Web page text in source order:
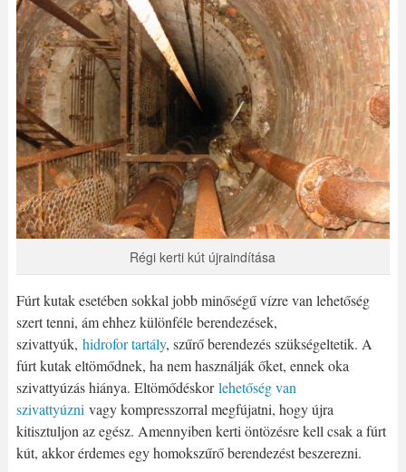
Régi kerti kút újraindítása
Fúrt kutak esetében sokkal jobb minőségű vízre van lehetőség
szert tenni, ám ehhez különféle berendezések,
szivattyúk, hidrofor tartály, szűrő berendezés szükségeltetik. A
fúrt kutak eltömődnek, ha nem használják őket, ennek oka
szivattyúzás hiánya. Eltömődéskorlehetőség van
szivattyúznivagy kompresszorral megfújatni, hogy újra
kitisztuljon az egész. Amennyiben kerti öntözésre kell csak a fúrt
kút, akkor érdemes egy homokszűrő berendezést beszerezni.